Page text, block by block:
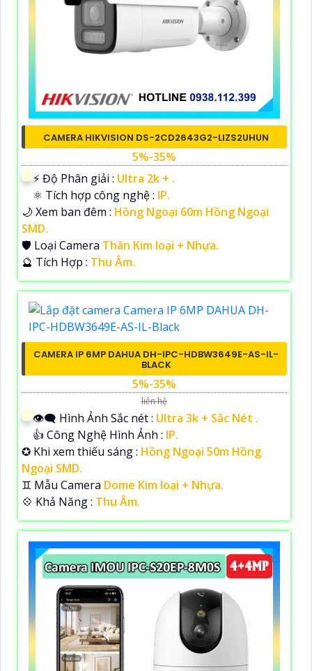
CAMERA HIKVISION DS-2CD2643G2-LIZS2UHUN
5%-35%
️⚡ Độ Phân giải : Ultra 2k + .
⚛️ Tích hợp công nghệ : IP.
🌙 Xem ban đêm : Hồng Ngoại 60m Hồng Ngoại
SMD.
🛡 Loại Camera Thân Kim loại + Nhựa.
️🔮 Tích Hợp : Thu Âm.
CAMERA IP 6MP DAHUA DH-IPC-HDBW3649E-AS-IL-
BLACK
5%-35%
liên hệ
👁️‍🗨 Hình Ảnh Sắc nét : Ultra 3k + Sắc Nét .
👍 Công Nghệ Hình Ảnh : IP.
✪ Khi xem thiếu sáng : Hồng Ngoại 50m Hồng
Ngoại SMD.
♊ Mẫu Camera Dome Kim loại + Nhựa.
️💠 Khả Năng : Thu Âm.